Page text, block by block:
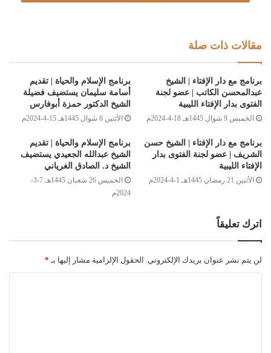
مقالات ذات صلة
برنامج مع دار الإفتاء | الشيخ
عبدالمحسن الكاتب | عضو لجنة
الفتوى بدار الإفتاء الليبية
الخميس 9 شوال 1445هـ 18-4-2024م
برنامج الإسلام والحياة | تقديم
أسامة سليمان يستضيف فضيلة
الشيخ الدكتور حمزة أبوفارس
الأثنين 6 شوال 1445هـ 15-4-2024م
برنامج مع دار الإفتاء | الشيخ حسن
الشريف | عضو لجنة الفتوى بدار
الإفتاء الليبية
الأثنين 21 رمضان 1445هـ 1-4-2024م
برنامج الإسلام والحياة | تقديم
الشيخ عبدالله الجعيدي يستضيف
الشيخ د. الصادق الغرياني
الخميس 26 شعبان 1445هـ 7-3-
2024م
اترك تعليقاً
لن يتم نشر عنوان بريدك الإلكتروني. الحقول الإلزامية مشار إليها بـ *